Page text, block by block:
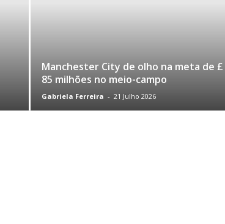
Manchester City de olho na meta de £
85 milhões no meio-campo
Gabriela Ferreira - 21 Julho 2026